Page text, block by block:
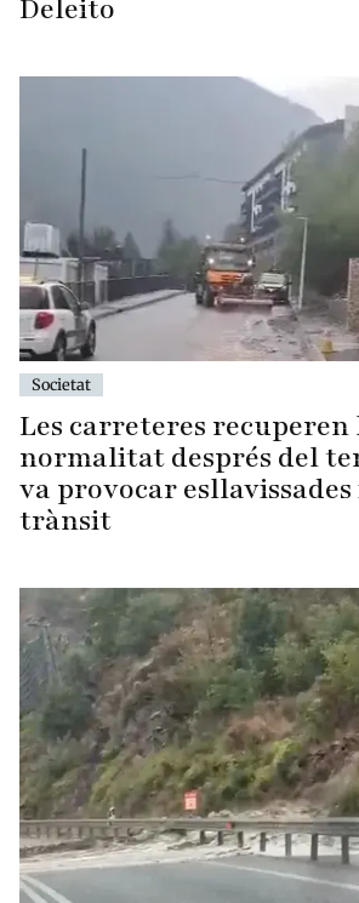
Deleito
Societat
Les carreteres recuperen
normalitat després del
va provocar
trànsit